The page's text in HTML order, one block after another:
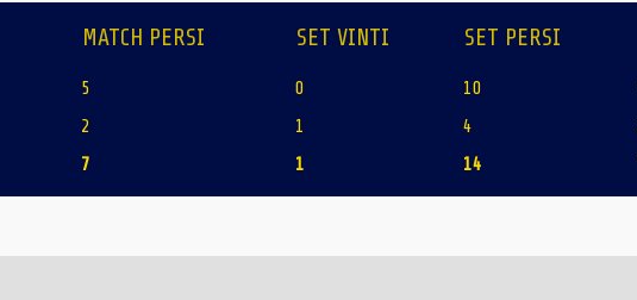
MATCH PERSI SET VINTI SET PERSI
5 0 10
2 1 4
7 1 14